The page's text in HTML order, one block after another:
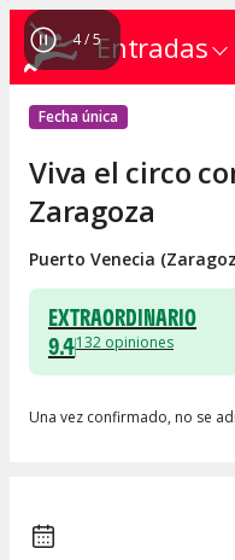
Entradas
4/5
Fecha única
Viva el circo
Zaragoza
Puerto Venecia
EXTRAORDINARIO
9.4132 opiniones
Una vez confirmado, no se